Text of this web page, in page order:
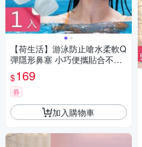
【荷生活】游泳防止嗆水柔軟Q
彈隱形鼻塞 小巧便攜貼合不漏
水U型矽膠鼻塞-1入組
$169
券
加入購物車